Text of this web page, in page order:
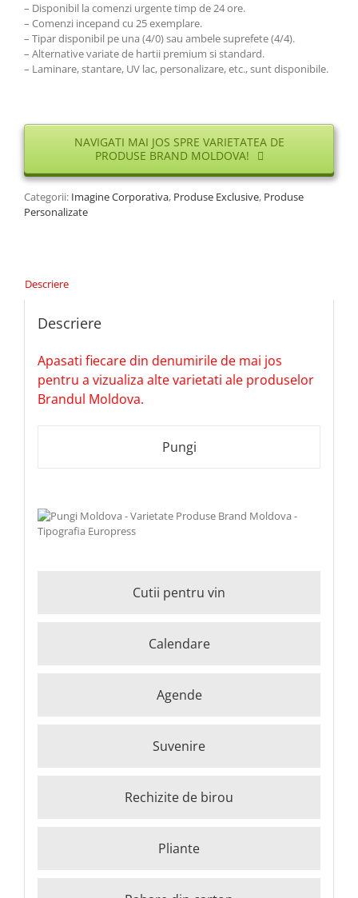
– Disponibil la comenzi urgente timp de 24 ore.
– Comenzi incepand cu 25 exemplare.
– Tipar disponibil pe una (4/0) sau ambele suprefete (4/4).
– Alternative variate de hartii premium si standard.
– Laminare, stantare, UV lac, personalizare, etc., sunt disponibile.
NAVIGATI MAI JOS SPRE VARIETATEA DE
PRODUSE BRAND MOLDOVA!
Categorii: Imagine Corporativa, Produse Exclusive, Produse
Personalizate
Descriere
Descriere
Apasati fiecare din denumirile de mai jos
pentru a vizualiza alte varietati ale produselor
Brandul Moldova.
Pungi
Cutii pentru vin
Calendare
Agende
Suvenire
Rechizite de birou
Pliante